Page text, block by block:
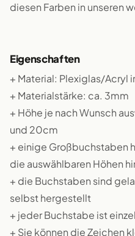
diesen Farben in unseren
Eigenschaften
+ Material: Plexiglas/Acryl
+ Materialstärke: ca. 3mm
+ Höhe je nach Wunsch
und 20cm
+ einige Großbuchstaben
die auswählbaren Höhen
+ die Buchstaben sind
selbst hergestellt
+ jeder Buchstabe ist
+ Sie können die Zeichen